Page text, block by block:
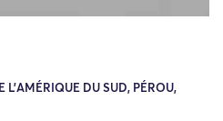
L'AMÉRIQUE DU SUD, PÉROU,